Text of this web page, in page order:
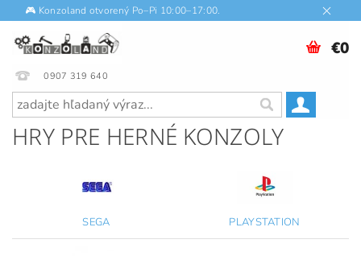
🎮 Konzoland otvorený Po–Pi 10:00–17:00.
0907 319 640
€0
HRY PRE HERNÉ KONZOLY
SEGA PLAYSTATION